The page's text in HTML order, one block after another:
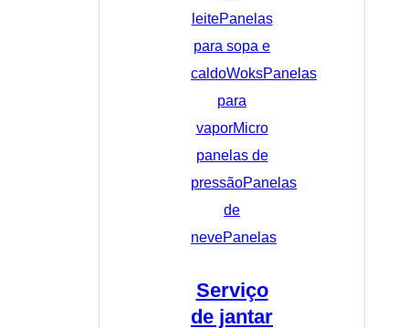
leitePanelas
para sopa e
caldoWoksPanelas
para
vaporMicro
panelas de
pressãoPanelas
de
nevePanelas
Serviço
de jantar